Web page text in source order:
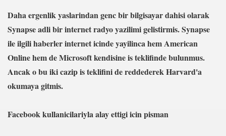
Daha ergenlik yaslarindan genc bir bilgisayar dahisi olarak
Synapse adli bir internet radyo yazilimi gelistirmis. Synapse
ile ilgili haberler internet icinde yayilinca hem American
Online hem de Microsoft kendisine is teklifinde bulunmus.
Ancak o bu iki cazip is teklifini de reddederek Harvard'a
okumaya gitmis.
Facebook kullanicilariyla alay ettigi icin pisman
Ortadan Kalkmış
birden “olmak” mümkün